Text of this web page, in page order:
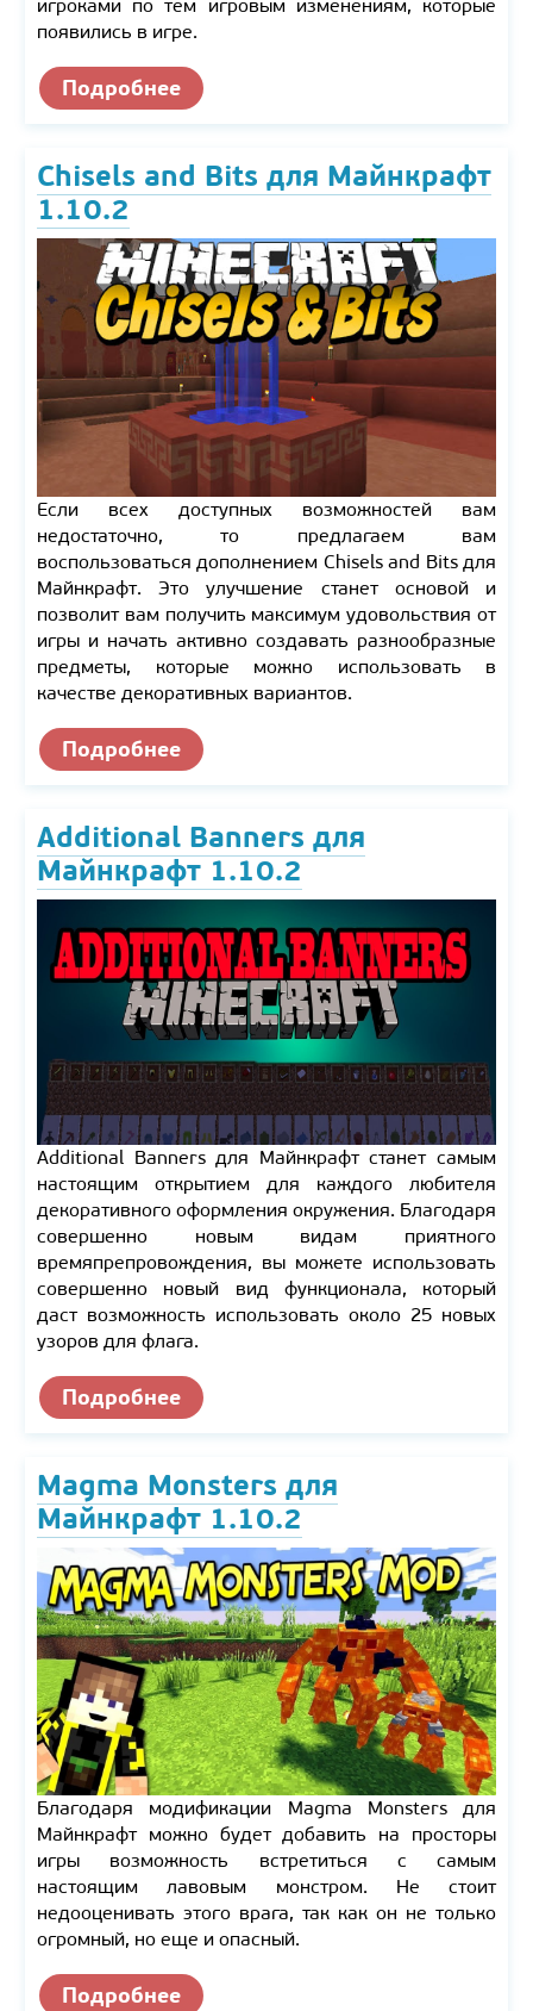
игроками по тем игровым изменениям, которые
появились в игре.
Подробнее
Chisels and Bits для Майнкрафт
1.10.2
Если всех доступных возможностей вам
недостаточно, то предлагаем вам
воспользоваться дополнением Chisels and Bits для
Майнкрафт. Это улучшение станет основой и
позволит вам получить максимум удовольствия от
игры и начать активно создавать разнообразные
предметы, которые можно использовать в
качестве декоративных вариантов.
Подробнее
Additional Banners для
Майнкрафт 1.10.2
Additional Banners для Майнкрафт станет самым
настоящим открытием для каждого любителя
декоративного оформления окружения. Благодаря
совершенно новым видам приятного
времяпрепровождения, вы можете использовать
совершенно новый вид функционала, который
даст возможность использовать около 25 новых
узоров для флага.
Подробнее
Magma Monsters для
Майнкрафт 1.10.2
Благодаря модификации Magma Monsters для
Майнкрафт можно будет добавить на просторы
игры возможность встретиться с самым
настоящим лавовым монстром. Не стоит
недооценивать этого врага, так как он не только
огромный, но еще и опасный.
Подробнее